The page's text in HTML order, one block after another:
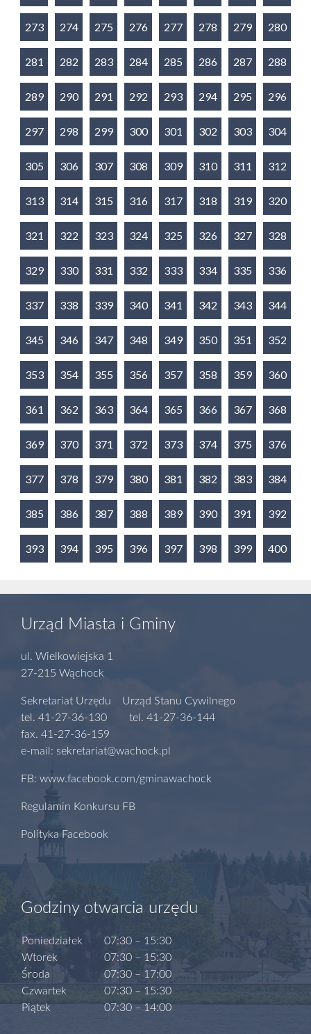
273 274 275 276 277 278 279 280
281 282 283 284 285 286 287 288
289 290 291 292 293 294 295 296
297 298 299 300 301 302 303 304
305 306 307 308 309 310 311 312
313 314 315 316 317 318 319 320
321 322 323 324 325 326 327 328
329 330 331 332 333 334 335 336
337 338 339 340 341 342 343 344
345 346 347 348 349 350 351 352
353 354 355 356 357 358 359 360
361 362 363 364 365 366 367 368
369 370 371 372 373 374 375 376
377 378 379 380 381 382 383 384
385 386 387 388 389 390 391 392
393 394 395 396 397 398 399 400
Urząd Miasta i Gminy
ul. Wielkowiejska 1
27-215 Wąchock
Sekretariat Urzędu Urząd Stanu Cywilnego
tel. 41-27-36-130 tel. 41-27-36-144
fax. 41-27-36-159
e-mail: sekretariat@wachock.pl
FB: www.facebook.com/gminawachock
Regulamin Konkursu FB
Polityka Facebook
Godziny otwarcia urzędu
Poniedziałek
Wtorek
Środa
Czwartek
Piątek
07:30 – 15:30
07:30 – 15:30
07:30 – 17:00
07:30 – 15:30
07:30 – 14:00